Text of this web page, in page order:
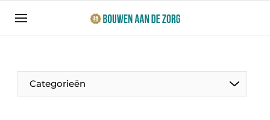
Aanmelden
Bedrijven
Bouwen aan de Zorg | Vakblad over bouw en
Categorieën